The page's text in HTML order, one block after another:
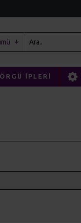
İPLERI